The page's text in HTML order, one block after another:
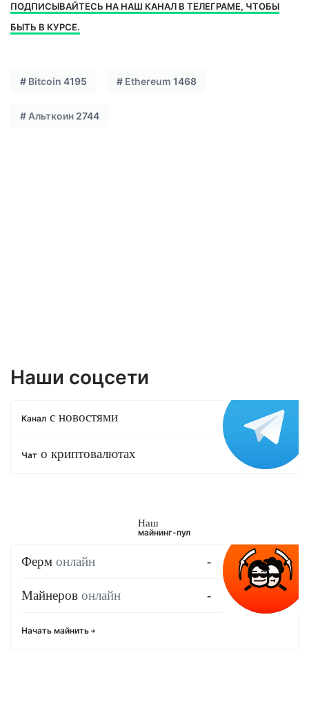
ПОДПИСЫВАЙТЕСЬ НА НАШ КАНАЛ В ТЕЛЕГРАМЕ, ЧТОБЫ
БЫТЬ В КУРСЕ.
# Bitcoin 4195 # Ethereum 1468
# Альткоин 2744
Наши соцсети
Канал с новостями
Чат о криптовалютах
Наш
майнинг-пул
Ферм онлайн -
Майнеров онлайн -
Начать майнить